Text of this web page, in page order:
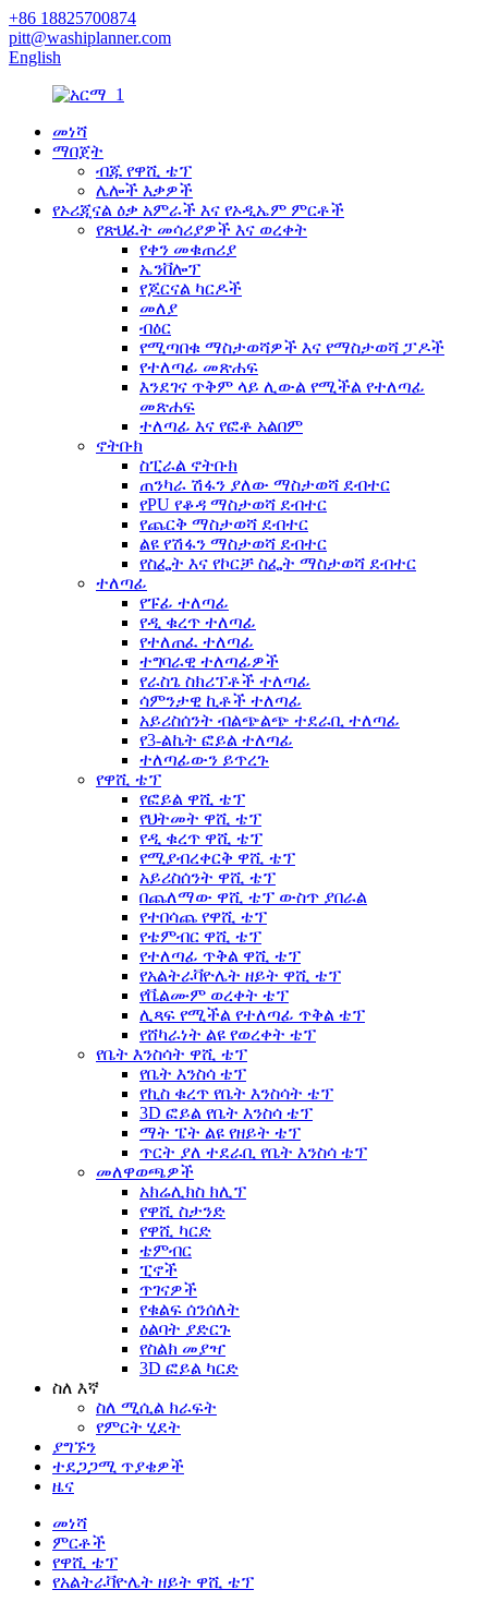
+86 18825700874
pitt@washiplanner.com
English
መነሻ
ማበጀት
ብጁ የዋሺ ቴፕ
ሌሎች እቃዎች
የኦሪጂናል ዕቃ አምራች እና የኦዲኤም ምርቶች
የጽህፈት መሳሪያዎች እና ወረቀት
የቀን መቁጠሪያ
ኤንቨሎፕ
የጆርናል ካርዶች
መለያ
ብዕር
የሚጣበቁ ማስታወሻዎች እና የማስታወሻ ፓዶች
የተለጣፊ መጽሐፍ
እንደገና ጥቅም ላይ ሊውል የሚችል የተለጣፊ
መጽሐፍ
ተለጣፊ እና የፎቶ አልበም
ኖትቡክ
ስፒራል ኖትቡክ
ጠንካራ ሽፋን ያለው ማስታወሻ ደብተር
የPU የቆዳ ማስታወሻ ደብተር
የጨርቅ ማስታወሻ ደብተር
ልዩ የሽፋን ማስታወሻ ደብተር
የስፌት እና የኮርቻ ስፌት ማስታወሻ ደብተር
ተለጣፊ
የፑፊ ተለጣፊ
የዲ ቁረጥ ተለጣፊ
የተለጠፈ ተለጣፊ
ተግባራዊ ተለጣፊዎች
የራስጌ ስክሪፕቶች ተለጣፊ
ሳምንታዊ ኪቶች ተለጣፊ
አይሪስሰንት ብልጭልጭ ተደራቢ ተለጣፊ
የ3-ልኬት ፎይል ተለጣፊ
ተለጣፊውን ይጥረጉ
የዋሺ ቴፕ
የፎይል ዋሺ ቴፕ
የህትመት ዋሺ ቴፕ
የዲ ቁረጥ ዋሺ ቴፕ
የሚያብረቀርቅ ዋሺ ቴፕ
አይሪስሰንት ዋሺ ቴፕ
በጨለማው ዋሺ ቴፕ ውስጥ ያበራል
የተበሳጨ የዋሺ ቴፕ
የቴምብር ዋሺ ቴፕ
የተለጣፊ ጥቅል ዋሺ ቴፕ
የአልትራቫዮሌት ዘይት ዋሺ ቴፕ
የቬልሙም ወረቀት ቴፕ
ሊጻፍ የሚችል የተለጣፊ ጥቅል ቴፕ
የሸካራነት ልዩ የወረቀት ቴፕ
የቤት እንስሳት ዋሺ ቴፕ
የቤት እንስሳ ቴፕ
የኪስ ቁረጥ የቤት እንስሳት ቴፕ
3D ፎይል የቤት እንስሳ ቴፕ
ማት ፔት ልዩ የዘይት ቴፕ
ጥርት ያለ ተደራቢ የቤት እንስሳ ቴፕ
መለዋወጫዎች
አክሬሊክስ ክሊፕ
የዋሺ ስታንድ
የዋሺ ካርድ
ቴምብር
ፒኖች
ጥገናዎች
የቁልፍ ሰንሰለት
ዕልባት ያድርጉ
የስልክ መያዣ
3D ፎይል ካርድ
ስለ እኛ
ስለ ሚሲል ክራፍት
የምርት ሂደት
ያግኙን
ተደጋጋሚ ጥያቄዎች
ዜና
መነሻ
ምርቶች
የዋሺ ቴፕ
የአልትራቫዮሌት ዘይት ዋሺ ቴፕ